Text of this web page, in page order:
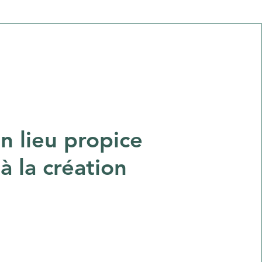
lieu propice
à la création